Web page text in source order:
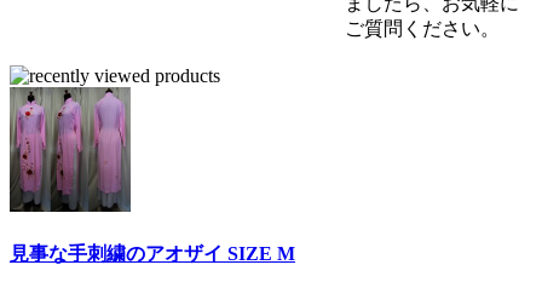
ご質問ください。
見事な手刺繍のアオザイ SIZE M